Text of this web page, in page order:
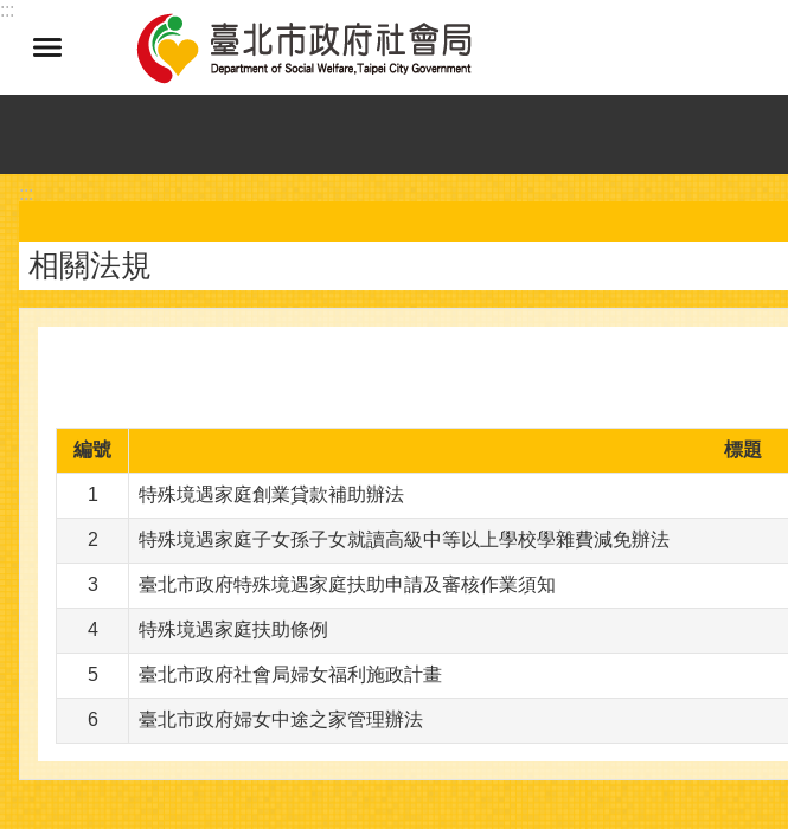
跳到主要內容區塊
:::
:::
相關法規
編號 標題
1 特殊境遇家庭創業貸款補助辦法
2 特殊境遇家庭子女孫子女就讀高級中等以上學校學雜費減免辦法
3 臺北市政府特殊境遇家庭扶助申請及審核作業須知
4 特殊境遇家庭扶助條例
5 臺北市政府社會局婦女福利施政計畫
6 臺北市政府婦女中途之家管理辦法